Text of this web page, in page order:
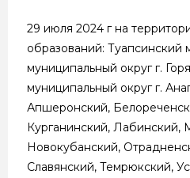
29 июля 2024 г на
образований: Туапсинский
муниципальный округ г.
муниципальный округ г.
Апшеронский,
Курганинский, Лабинский,
Новокубанский,
Славянский, Темрюкский,